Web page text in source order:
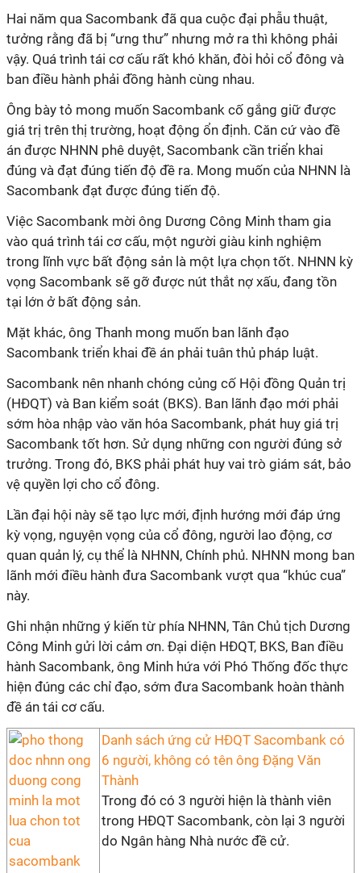
Hai năm qua Sacombank đã qua cuộc đại phẫu thuật,
tưởng rằng đã bị “ưng thư” nhưng mở ra thì không phải
vậy. Quá trình tái cơ cấu rất khó khăn, đòi hỏi cổ đông và
ban điều hành phải đồng hành cùng nhau.
Ông bày tỏ mong muốn Sacombank cố gắng giữ được
giá trị trên thị trường, hoạt động ổn định. Căn cứ vào đề
án được NHNN phê duyệt, Sacombank cần triển khai
đúng và đạt đúng tiến độ đề ra. Mong muốn của NHNN là
Sacombank đạt được đúng tiến độ.
Việc Sacombank mời ông Dương Công Minh tham gia
vào quá trình tái cơ cấu, một người giàu kinh nghiệm
trong lĩnh vực bất động sản là một lựa chọn tốt. NHNN kỳ
vọng Sacombank sẽ gỡ được nút thắt nợ xấu, đang tồn
tại lớn ở bất động sản.
Mặt khác, ông Thanh mong muốn ban lãnh đạo
Sacombank triển khai đề án phải tuân thủ pháp luật.
Sacombank nên nhanh chóng củng cố Hội đồng Quản trị
(HĐQT) và Ban kiểm soát (BKS). Ban lãnh đạo mới phải
sớm hòa nhập vào văn hóa Sacombank, phát huy giá trị
Sacombank tốt hơn. Sử dụng những con người đúng sở
trưởng. Trong đó, BKS phải phát huy vai trò giám sát, bảo
vệ quyền lợi cho cổ đông.
Lần đại hội này sẽ tạo lực mới, định hướng mới đáp ứng
kỳ vọng, nguyện vọng của cổ đông, người lao động, cơ
quan quản lý, cụ thể là NHNN, Chính phủ. NHNN mong ban
lãnh mới điều hành đưa Sacombank vượt qua “khúc cua”
này.
Ghi nhận những ý kiến từ phía NHNN, Tân Chủ tịch Dương
Công Minh gửi lời cảm ơn. Đại diện HĐQT, BKS, Ban điều
hành Sacombank, ông Minh hứa với Phó Thống đốc thực
hiện đúng các chỉ đạo, sớm đưa Sacombank hoàn thành
đề án tái cơ cấu.
Danh sách ứng cử HĐQT Sacombank có
6 người, không có tên ông Đặng Văn
Thành
Trong đó có 3 người hiện là thành viên
trong HĐQT Sacombank, còn lại 3 người
do Ngân hàng Nhà nước đề cử.